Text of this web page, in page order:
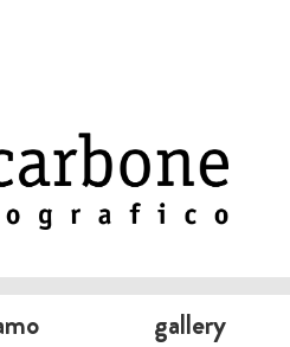
gallery